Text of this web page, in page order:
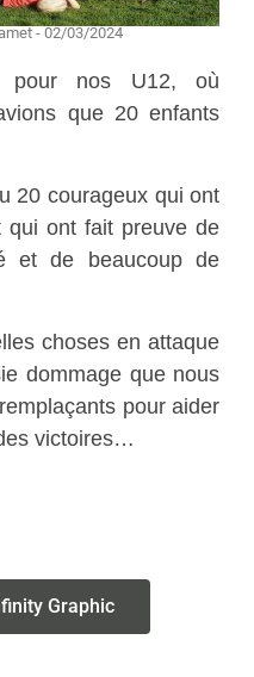
- 02/03/2024
pour nos U12, où
que 20 enfants
20 courageux qui ont
qui ont fait preuve de
et de beaucoup de
choses en attaque
dommage que nous
pour aider
victoires…
Graphic